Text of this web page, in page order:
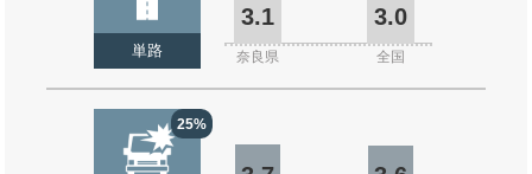
単路
3.1 3.0
奈良県 全国
25%